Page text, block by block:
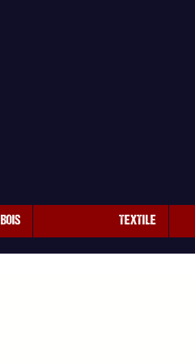
BOIS TEXTILE